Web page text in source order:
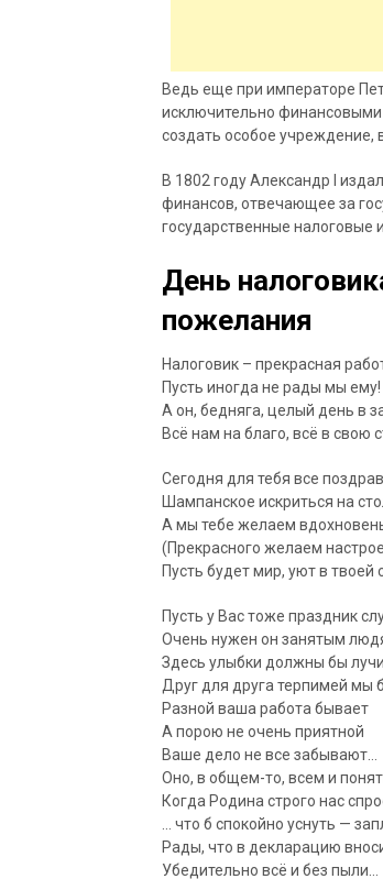
Ведь еще при императоре
исключительно финансовыми
создать особое
В 1802 году Александр I
финансов, отвечающее за
государственные налоговые
День
пожелания
Налоговик – прекрасная
Пусть иногда не рады мы ему!
А он, бедняга, целый день в
Всё нам на благо, всё в свою
Сегодня для тебя все
Шампанское искриться на
А мы тебе желаем
(Прекрасного желаем
Пусть будет мир, уют в твоей
Пусть у Вас тоже праздник
Очень нужен он занятым
Здесь улыбки должны бы
Друг для друга терпимей мы
Разной ваша работа бывает
А порою не очень приятной
Ваше дело не все забывают…
Оно, в общем-то, всем и
Когда Родина строго нас
… что б спокойно уснуть —
Рады, что в декларацию
Убедительно всё и без пыли…